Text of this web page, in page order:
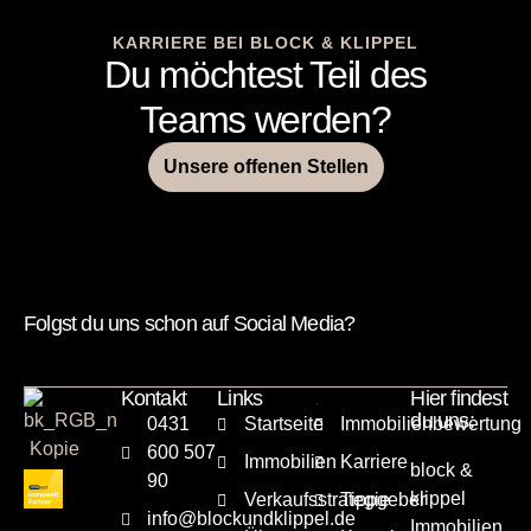
KARRIERE BEI BLOCK & KLIPPEL
Du möchtest Teil des
Teams werden?
Unsere offenen Stellen
Folgst du uns schon auf Social Media?
Kontakt
0431
600 507
90
info@blockundklippel.de
Links
Startseite
Immobilien
Verkaufsstrategie
.
Immobilienbewertung
Karriere
Tippgeber
Hier findest
du uns:
block &
klippel